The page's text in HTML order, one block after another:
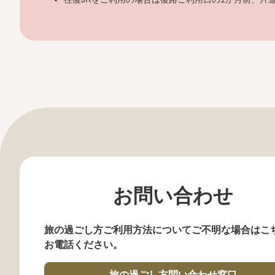
お問い合わせ
旅の過ごし方ご利用方法についてご不明な場合はこ
お電話ください。